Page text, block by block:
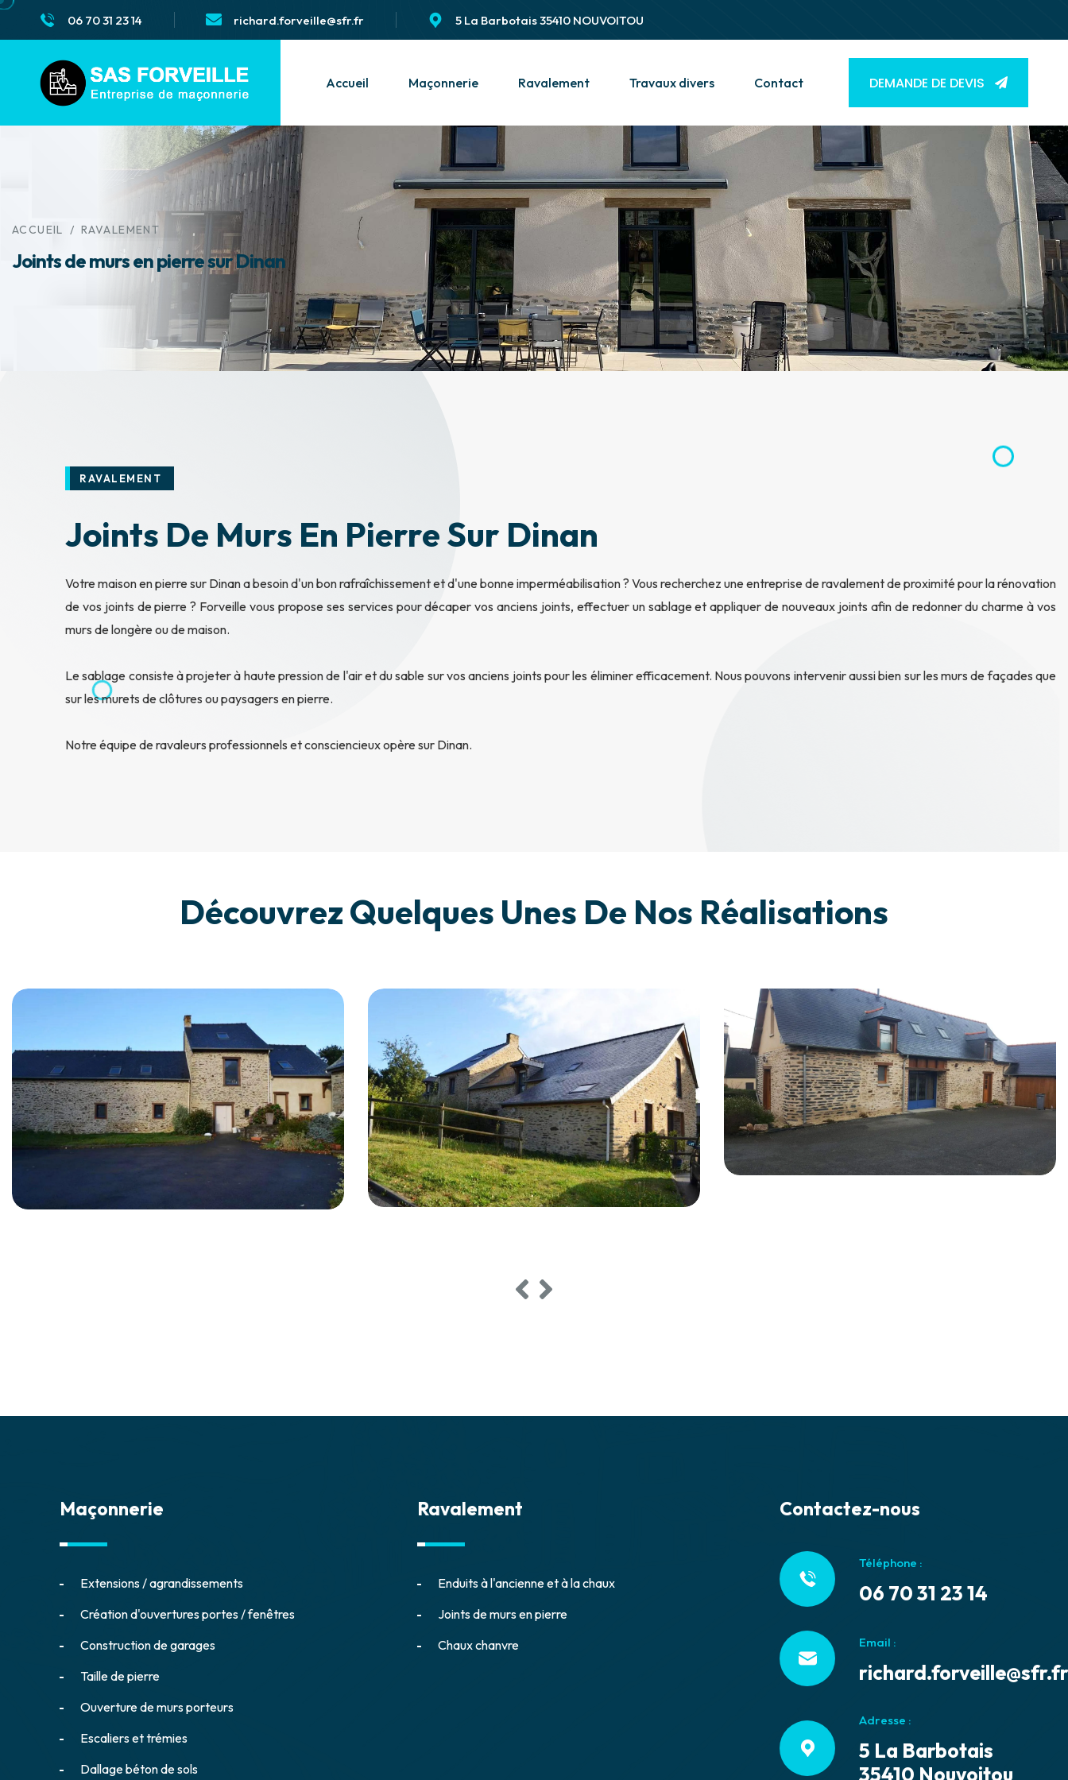
06 70 31 23 14 richard.forveille@sfr.fr 5 La Barbotais 35410 NOUVOITOU
Accueil Maçonnerie Ravalement Travaux divers Contact DEMANDE DE DEVIS
ACCUEIL / RAVALEMENT
Joints de murs en pierre sur Dinan
RAVALEMENT
Joints De Murs En Pierre Sur Dinan
Votre maison en pierre sur Dinan a besoin d'un bon rafraîchissement et d'une bonne imperméabilisation ? Vous recherchez une entreprise de ravalement de proximité pour la rénovation
de vos joints de pierre ? Forveille vous propose ses services pour décaper vos anciens joints, effectuer un sablage et appliquer de nouveaux joints afin de redonner du charme à vos
murs de longère ou de maison.
Le sablage consiste à projeter à haute pression de l'air et du sable sur vos anciens joints pour les éliminer efficacement. Nous pouvons intervenir aussi bien sur les murs de façades que
sur les murets de clôtures ou paysagers en pierre.
Notre équipe de ravaleurs professionnels et consciencieux opère sur Dinan.
Découvrez Quelques Unes De Nos Réalisations
Maçonnerie
Extensions / agrandissements
Création d'ouvertures portes / fenêtres
Construction de garages
Taille de pierre
Ouverture de murs porteurs
Escaliers et trémies
Dallage béton de sols
Ravalement
Enduits à l'ancienne et à la chaux
Joints de murs en pierre
Chaux chanvre
Contactez-nous
Téléphone :
06 70 31 23 14
Email :
richard.forveille@sfr.fr
Adresse :
5 La Barbotais
35410 Nouvoitou